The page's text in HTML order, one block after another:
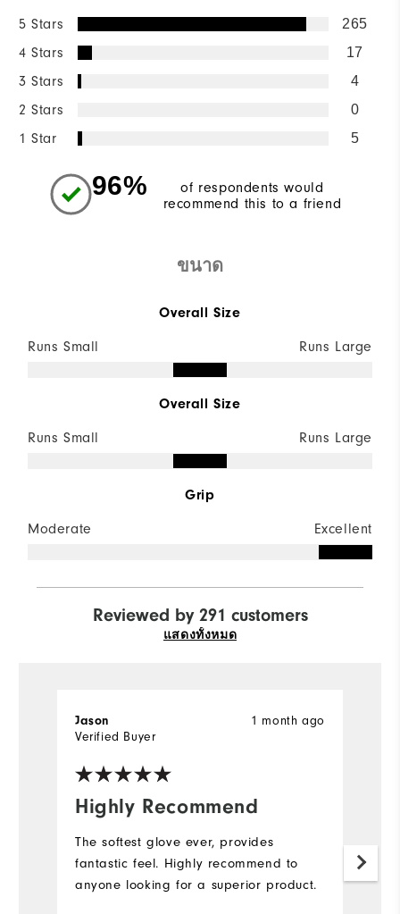
5 Stars 265
4 Stars 17
3 Stars 4
2 Stars 0
1 Star 5
96%
of respondents would
recommend this to a friend
ขนาด
Overall Size
Runs Small Runs Large
Overall Size
Runs Small Runs Large
Grip
Moderate Excellent
Reviewed by 291 customers
แสดงทั้งหมด
Highly Recommend
1 month ago
Jason
Verified Buyer
The softest glove ever, provides
fantastic feel. Highly recommend to
anyone looking for a superior product.